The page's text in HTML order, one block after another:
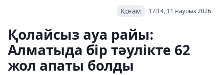
17:14, 11 наурыз 2026
Қоғам
Қолайсыз ауа райы:
Алматыда бір тәулікте 62
жол апаты болды